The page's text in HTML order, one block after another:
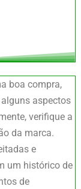
boa compra,
aspectos
verifique a
da marca.
e
um histórico de
de